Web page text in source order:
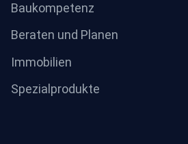
Baukompetenz
Beraten und Planen
Immobilien
Spezialprodukte